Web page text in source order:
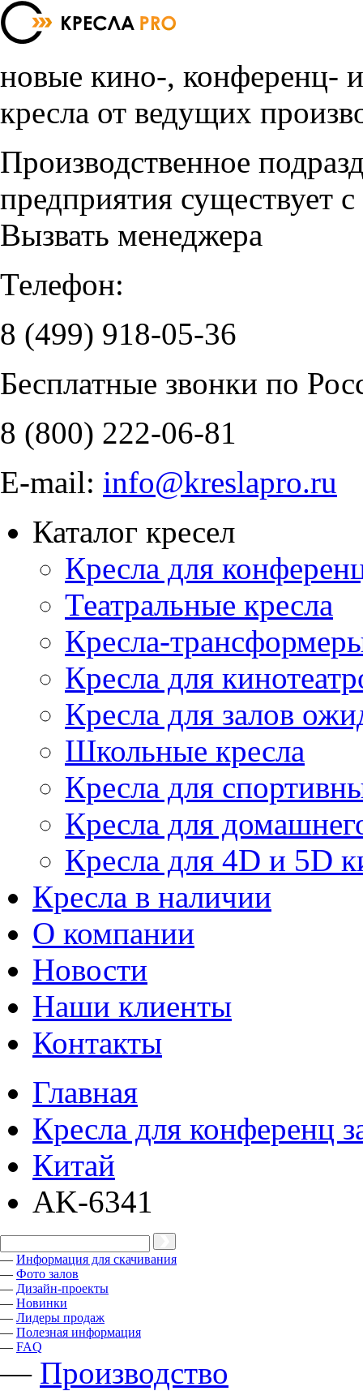
новые кино-, конференц-
кресла от ведущих
Производственное
предприятия существует
Вызвать менеджера
Телефон:
8 (499) 918-05-36
Бесплатные звонки по
8 (800) 222-06-81
E-mail: info@kreslapro.ru
Каталог кресел
Кресла для
Театральные кресла
Кресла-
Кресла для
Кресла для залов
Школьные кресла
Кресла для
Кресла для
Кресла для 4D и 5D
Кресла в наличии
О компании
Новости
Наши клиенты
Контакты
Главная
Кресла для конференц
Китай
AK-6341
— Информация для скачивания
— Фото залов
— Дизайн-проекты
— Новинки
— Лидеры продаж
— Полезная информация
— FAQ
— Производство